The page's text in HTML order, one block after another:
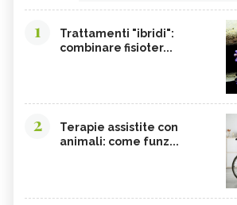
1
Trattamenti "ibridi":
combinare fisioter...
2
Terapie assistite con
animali: come funz...